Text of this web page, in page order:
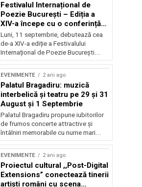
Festivalul Internațional de
Poezie București – Ediția a
XIV-a începe cu o conferință
despre limba română
susținută de Marco Lucchesi
Luni, 11 septembrie, debutează cea
de-a XIV-a ediție a Festivalului
Internațional de Poezie București...
EVENIMENTE 2 ani ago
Palatul Bragadiru: muzică
interbelică şi teatru pe 29 şi 31
August şi 1 Septembrie
Palatul Bragadiru propune iubitorilor
de frumos concerte attractive şi
întâlniri memorabile cu nume mari...
EVENIMENTE 2 ani ago
Proiectul cultural ,,Post-Digital
Extensions” conectează tinerii
artiști români cu scena